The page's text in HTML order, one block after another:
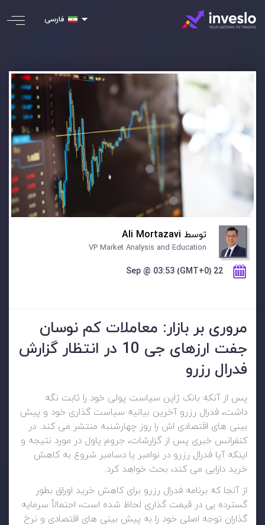
فارسی
توسط Ali Mortazavi
VP Market Analysis and Education
22 Sep @ 03:53 (GMT+0)
مروری بر بازار: معاملات کم نوسان
جفت ارزهای جی 10 در انتظار گزارش
فدرال رزرو
پس از آنکه بانک ژاپن سیاست پولی خود را ثابت نگه
داشت، فدرال رزرو آخرین بیانیه سیاست گذاری خود و پیش
بینی های اقتصادی اش را روز چهارشنبه منتشر می کند. در
کنفرانس خبری پس از گزارشات، جروم پاول در مورد نتیجه و
اینکه آیا فدرال رزرو در نوامبر یا دسامبر شروع به کاهش
خرید دارایی می کند، بحث خواهد کرد.
از آنجا که برنامه فدرال رزرو برای کاهش خرید اوراق بطور
گسترده یی در قیمت گذاری لحاظ شده است، احتمالاً سرمایه
گذاران توجه اصلی خود را به پیش بینی های اقتصادی و نرخ